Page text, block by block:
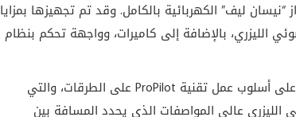
“نيسان ليف” الكهربائية بالكامل. وقد تم تجهيزها بمزايا
الليزري، بالإضافة إلى كاميرات، وواجهة تحكم بنظام
على أسلوب عمل تقنية ProPilot على الطرقات، والتي
عالي المواصفات الذي يحدد المسافة بين